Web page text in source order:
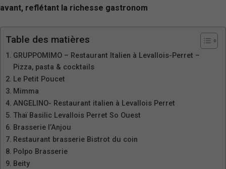
avant, reflétant la richesse gastronom
Table des matières
GRUPPOMIMO – Restaurant Italien à Levallois-Perret –
Pizza, pasta & cocktails
Le Petit Poucet
Mimma
ANGELINO- Restaurant italien à Levallois Perret
Thaï Basilic Levallois Perret So Ouest
Brasserie l’Anjou
Restaurant brasserie Bistrot du coin
Polpo Brasserie
Beity